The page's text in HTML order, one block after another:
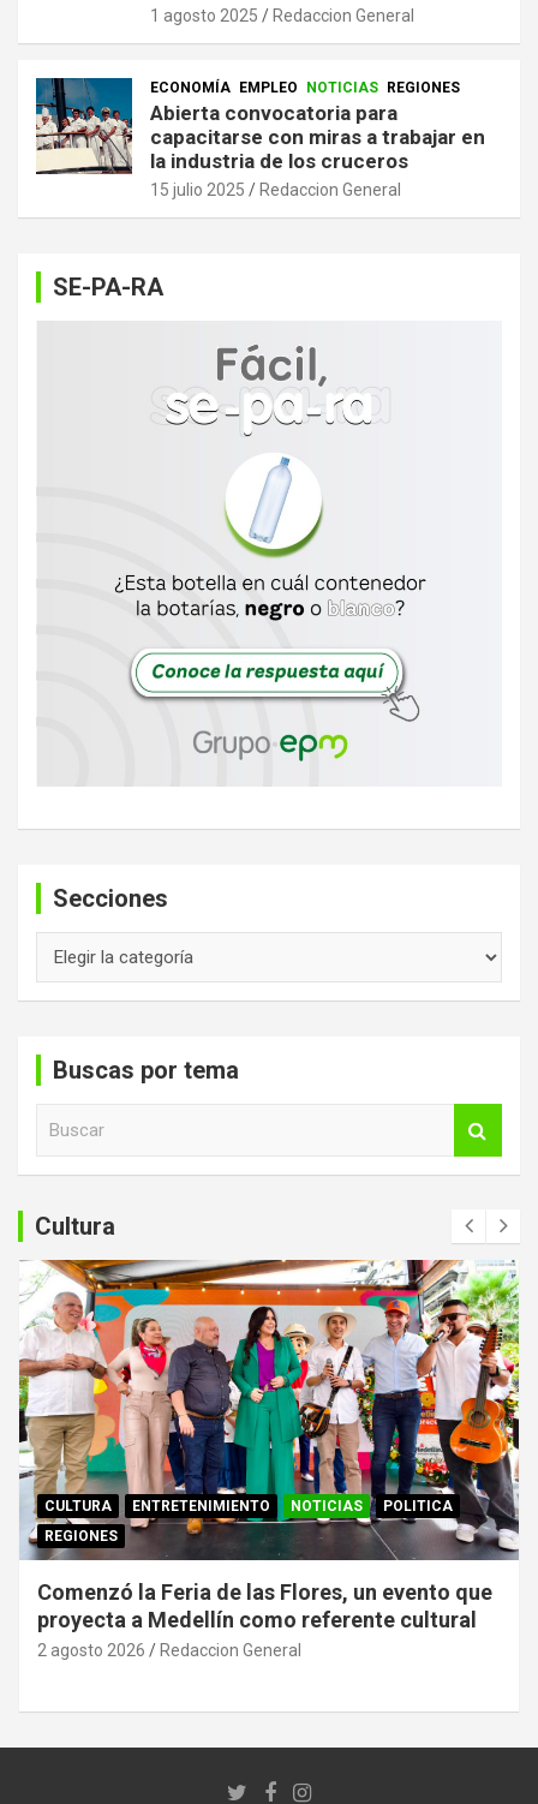
1 agosto 2025 Redaccion General
ECONOMÍA EMPLEO NOTICIAS REGIONES
Abierta convocatoria para
capacitarse con miras a trabajar en
la industria de los cruceros
15 julio 2025 Redaccion General
SE-PA-RA
Secciones
Buscas por tema
a
r
Cultura
CULTURA ENTRETENIMIENTO NOTICIAS
POLITICA
REGIONES
Comenzó la Feria de las Flores, un evento que
proyecta a Medellín como referente cultural
2 agosto 2026 Redaccion General